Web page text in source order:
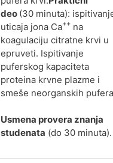
deo (30 minuta):
uticaja jona Ca++ na
koagulaciju citratne krvi u
epruveti. Ispitivanje
puferskog kapaciteta
proteina krvne plazme i
smeše neorganskih
Usmena provera znanja
studenata (do 30 minuta).